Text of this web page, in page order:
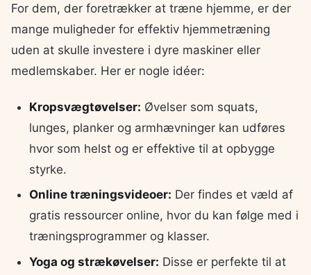
For dem, der foretrækker at træne hjemme, er der
mange muligheder for effektiv hjemmetræning
uden at skulle investere i dyre maskiner eller
medlemskaber. Her er nogle idéer:
Kropsvægtøvelser: Øvelser som squats,
lunges, planker og armhævninger kan udføres
hvor som helst og er effektive til at opbygge
styrke.
Online træningsvideoer: Der findes et væld af
gratis ressourcer online, hvor du kan følge med i
træningsprogrammer og klasser.
Yoga og strækøvelser: Disse er perfekte til at